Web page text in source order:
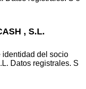
, S.L.
identidad del socio
Datos registrales. S